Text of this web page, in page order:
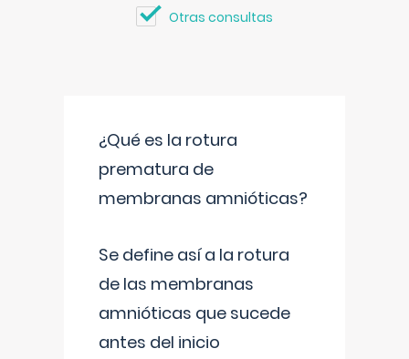
Otras consultas
¿Qué es la rotura
prematura de
membranas amnióticas?
Se define así a la rotura
de las membranas
amnióticas que sucede
antes del inicio